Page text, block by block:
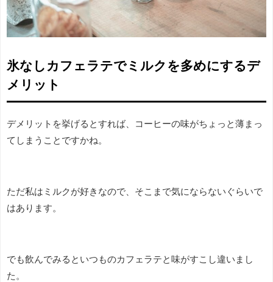
氷なしカフェラテでミルクを多めにするデ
メリット
デメリットを挙げるとすれば、コーヒーの味がちょっと薄まっ
てしまうことですかね。
ただ私はミルクが好きなので、そこまで気にならないぐらいで
はあります。
でも飲んでみるといつものカフェラテと味がすこし違いまし
た。